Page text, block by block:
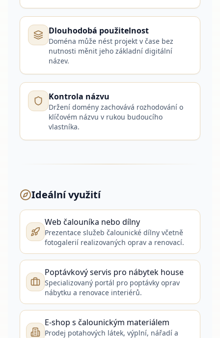
Dlouhodobá použitelnost
Doména může nést projekt v čase bez
nutnosti měnit jeho základní digitální
název.
Kontrola názvu
Držení domény zachovává rozhodování o
klíčovém názvu v rukou budoucího
vlastníka.
Ideální využití
Web čalouníka nebo dílny
Prezentace služeb čalounické dílny včetně
fotogalerií realizovaných oprav a renovací.
Poptávkový servis pro nábytek house
Specializovaný portál pro poptávky oprav
nábytku a renovace interiérů.
E-shop s čalounickým materiálem
Prodej potahových látek, výplní, nářadí a